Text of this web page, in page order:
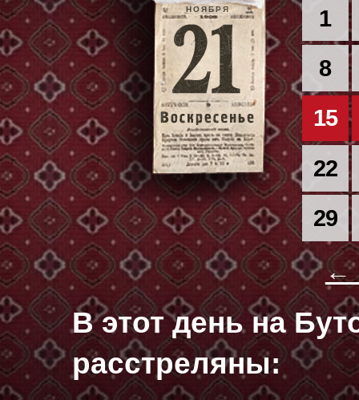
НОЯБРЯ
1
8
15
22
29
←
В этот день на
расстреляны: